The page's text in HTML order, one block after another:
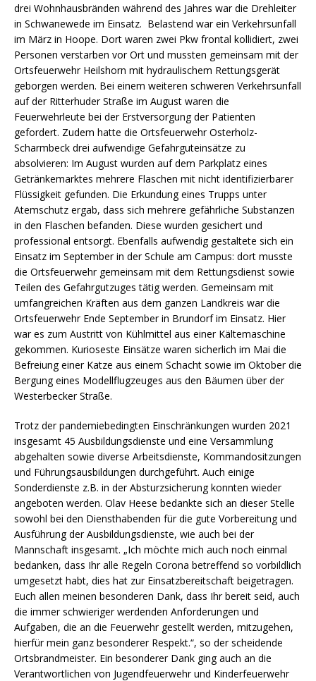
drei Wohnhausbränden während des Jahres war die Drehleiter
in Schwanewede im Einsatz. Belastend war ein Verkehrsunfall
im März in Hoope. Dort waren zwei Pkw frontal kollidiert, zwei
Personen verstarben vor Ort und mussten gemeinsam mit der
Ortsfeuerwehr Heilshorn mit hydraulischem Rettungsgerät
geborgen werden. Bei einem weiteren schweren Verkehrsunfall
auf der Ritterhuder Straße im August waren die
Feuerwehrleute bei der Erstversorgung der Patienten
gefordert. Zudem hatte die Ortsfeuerwehr Osterholz-
Scharmbeck drei aufwendige Gefahrguteinsätze zu
absolvieren: Im August wurden auf dem Parkplatz eines
Getränkemarktes mehrere Flaschen mit nicht identifizierbarer
Flüssigkeit gefunden. Die Erkundung eines Trupps unter
Atemschutz ergab, dass sich mehrere gefährliche Substanzen
in den Flaschen befanden. Diese wurden gesichert und
professional entsorgt. Ebenfalls aufwendig gestaltete sich ein
Einsatz im September in der Schule am Campus: dort musste
die Ortsfeuerwehr gemeinsam mit dem Rettungsdienst sowie
Teilen des Gefahrgutzuges tätig werden. Gemeinsam mit
umfangreichen Kräften aus dem ganzen Landkreis war die
Ortsfeuerwehr Ende September in Brundorf im Einsatz. Hier
war es zum Austritt von Kühlmittel aus einer Kältemaschine
gekommen. Kurioseste Einsätze waren sicherlich im Mai die
Befreiung einer Katze aus einem Schacht sowie im Oktober die
Bergung eines Modellflugzeuges aus den Bäumen über der
Westerbecker Straße.
Trotz der pandemiebedingten Einschränkungen wurden 2021
insgesamt 45 Ausbildungsdienste und eine Versammlung
abgehalten sowie diverse Arbeitsdienste, Kommandositzungen
und Führungsausbildungen durchgeführt. Auch einige
Sonderdienste z.B. in der Absturzsicherung konnten wieder
angeboten werden. Olav Heese bedankte sich an dieser Stelle
sowohl bei den Diensthabenden für die gute Vorbereitung und
Ausführung der Ausbildungsdienste, wie auch bei der
Mannschaft insgesamt. „Ich möchte mich auch noch einmal
bedanken, dass Ihr alle Regeln Corona betreffend so vorbildlich
umgesetzt habt, dies hat zur Einsatzbereitschaft beigetragen.
Euch allen meinen besonderen Dank, dass Ihr bereit seid, auch
die immer schwieriger werdenden Anforderungen und
Aufgaben, die an die Feuerwehr gestellt werden, mitzugehen,
hierfür mein ganz besonderer Respekt.“, so der scheidende
Ortsbrandmeister. Ein besonderer Dank ging auch an die
Verantwortlichen von Jugendfeuerwehr und Kinderfeuerwehr